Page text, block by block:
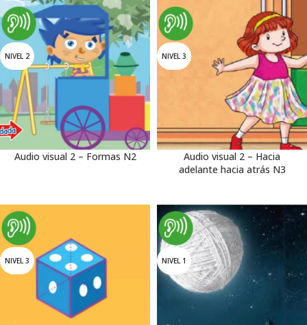
NIVEL 2
Audio visual 2 – Formas N2
NIVEL 3
Audio visual 2 – Hacia
adelante hacia atrás N3
NIVEL 3 NIVEL 1